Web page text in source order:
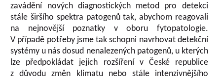
zavádění nových diagnostických metod pro detekci
stále širšího spektra patogenů tak, abychom reagovali
na nejnovější poznatky v oboru fytopatologie.
V případě potřeby jsme tak schopni navrhovat detekční
systémy u nás dosud nenalezených patogenů, u kterých
lze předpokládat jejich rozšíření v České republice
z důvodu změn klimatu nebo stále intenzivnějšího